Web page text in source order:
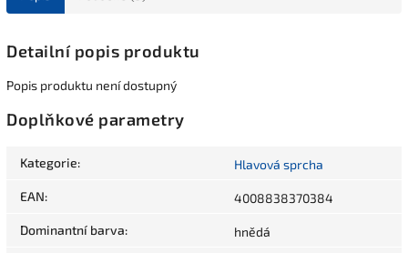
Detailní popis produktu
Popis produktu není dostupný
Doplňkové parametry
Kategorie: Hlavová sprcha
EAN: 4008838370384
Dominantní barva: hnědá